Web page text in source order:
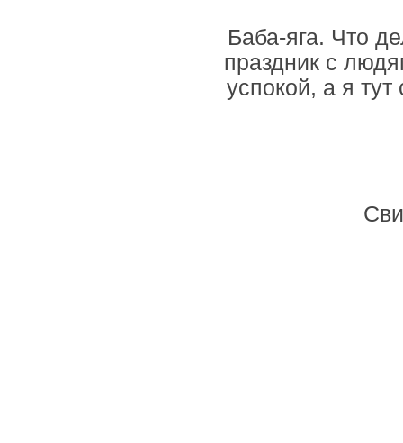
Баба-яга. Что
праздник с
успокой, а я